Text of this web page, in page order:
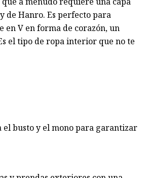
de Hanro. Es perfecto para
en V en forma de corazón, un
el tipo de ropa interior que no te
el busto y el mono para garantizar